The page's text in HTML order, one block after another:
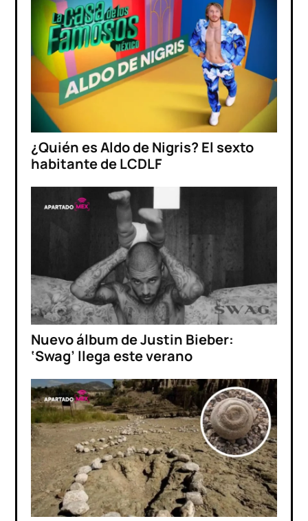
¿Quién es Aldo de Nigris? El sexto
habitante de LCDLF
Nuevo álbum de Justin Bieber:
‘Swag’ llega este verano